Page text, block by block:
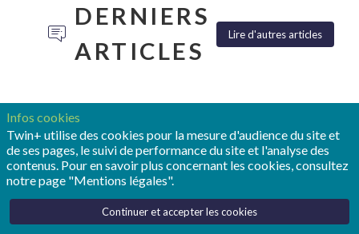
DERNIERS
ARTICLES
Lire d'autres articles
TONY
HEMMELGARN:
JUMEAU
NUMÉRIQUE
POUR
OPMOBILITY,
JUMEAU
NUMÉRIQUE
REALIZE
FAIT
ENTRER
Infos cookies
Twin+ utilise des cookies pour la mesure d'audience du site et
de ses pages, le suivi de performance du site et l'analyse des
contenus. Pour en savoir plus concernant les cookies, consultez
notre page "Mentions légales".
Continuer et accepter les cookies